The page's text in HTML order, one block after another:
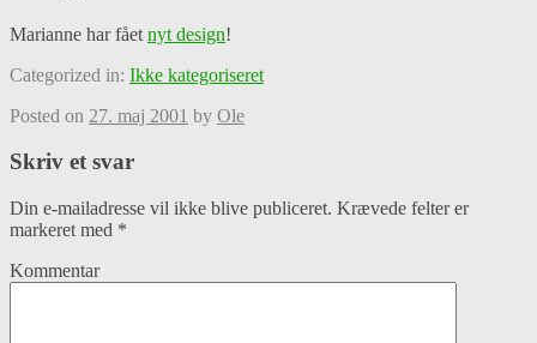
Marianne har fået nyt design!
Categorized in: Ikke kategoriseret
Posted on 27. maj 2001 by Ole
Skriv et svar
Din e-mailadresse vil ikke blive publiceret. Krævede felter er
markeret med *
Kommentar